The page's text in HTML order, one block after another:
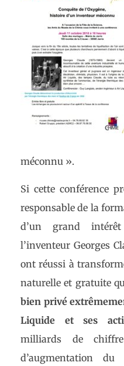
méconnu ».
Si cette conférence
responsable de la
d’un grand
l’inventeur Georges
ont réussi à
naturelle et gratuite
bien privé
Liquide et ses
milliards de
d’augmentation